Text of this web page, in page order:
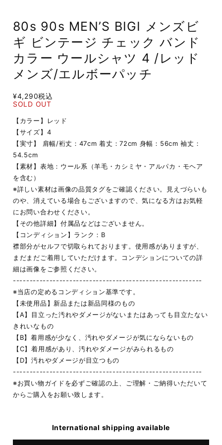
80s 90s MEN’S BIGI メンズビ
ギ ビンテージ チェック バンド
カラー ウールシャツ 4 /レッド
メンズ/エルボーパッチ
¥4,290税込
SOLD OUT
【カラー】レッド
【サイズ】4
【実寸】 肩幅/裄丈：47cm 着丈：72cm 身幅：56cm 袖丈：
54.5cm
【素材】表地：ウール系（羊毛・カシミヤ・アルパカ・モヘア
を含む）
※詳しい素材は画像の品質タグをご確認ください。見えづらいも
のや、消えている場合もございますので、気になる方はお気軽
にお問い合わせください。
【その他詳細】付属品などはございません。
【コンディション】ランク：B
襟部分がセルフで切取られております。使用感がありますが、
まだまだご着用していただけます。コンデションについての詳
細は画像をご参照ください。
---------------------------------------------------------
※当店の定めるコンディション基準です。
【未使用品】新品または新品同様のもの
【A】目立った汚れやダメージがないまたはあっても目立たない
きれいなもの
【B】着用感が少なく、汚れやダメージが気にならないもの
【C】着用感があり、汚れやダメージがみられるもの
【D】汚れやダメージが目立つもの
---------------------------------------------------------
※お買い物ガイドを必ずご確認の上、ご理解・ご納得いただいて
からご購入をお願い致します。
International shipping available